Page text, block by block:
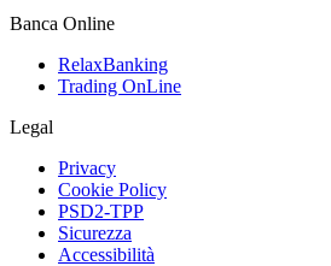
Banca Online
RelaxBanking
Trading OnLine
Legal
Privacy
Cookie Policy
PSD2-TPP
Sicurezza
Accessibilità